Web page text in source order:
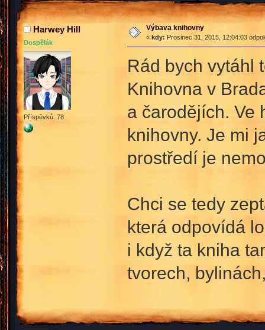
Harwey Hill
Dospělák
Příspěvků: 78
Výbava knihovny
« kdy: Prosinec 31, 2015, 12:04:03
Rád bych vytáhl
Knihovna v
a čarodějích. Ve
knihovny. Je mi
prostředí je
Chci se tedy
která odpovídá
i když ta kniha
tvorech,